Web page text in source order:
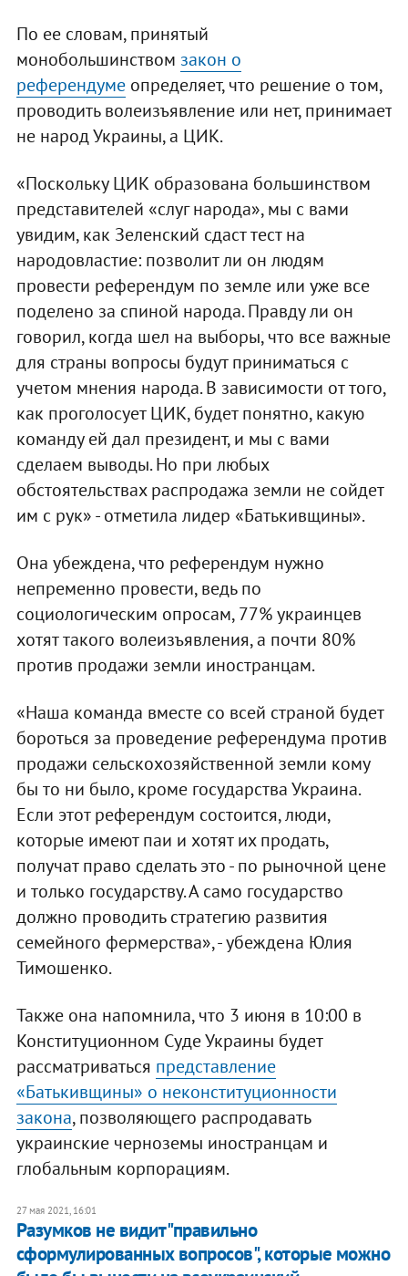
По ее словам, принятый
монобольшинством закон о
референдумеопределяет, что решение о том,
проводить волеизъявление или нет, принимает
не народ Украины, а ЦИК.
«Поскольку ЦИК образована большинством
представителей «слуг народа», мы с вами
увидим, как Зеленский сдаст тест на
народовластие: позволит ли он людям
провести референдум по земле или уже все
поделено за спиной народа. Правду ли он
говорил, когда шел на выборы, что все важные
для страны вопросы будут приниматься с
учетом мнения народа. В зависимости от того,
как проголосует ЦИК, будет понятно, какую
команду ей дал президент, и мы с вами
сделаем выводы. Но при любых
обстоятельствах распродажа земли не сойдет
им с рук» - отметила лидер «Батькивщины».
Она убеждена, что референдум нужно
непременно провести, ведь по
социологическим опросам, 77% украинцев
хотят такого волеизъявления, а почти 80%
против продажи земли иностранцам.
«Наша команда вместе со всей страной будет
бороться за проведение референдума против
продажи сельскохозяйственной земли кому
бы то ни было, кроме государства Украина.
Если этот референдум состоится, люди,
которые имеют паи и хотят их продать,
получат право сделать это - по рыночной цене
и только государству. А само государство
должно проводить стратегию развития
семейного фермерства», - убеждена Юлия
Тимошенко.
Также она напомнила, что 3 июня в 10:00 в
Конституционном Суде Украины будет
рассматриваться представление
«Батькивщины» о неконституционности
закона, позволяющего распродавать
украинские черноземы иностранцам и
глобальным корпорациям.
27 мая 2021, 16:01
Разумков не видит "правильно
сформулированных вопросов", которые можно